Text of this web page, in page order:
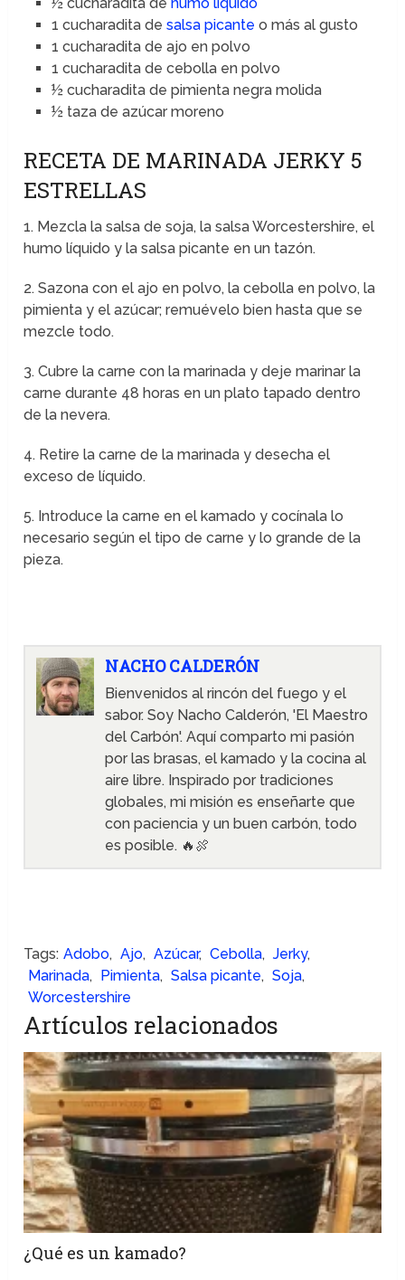
1 cucharadita de salsa picante o más al gusto
1 cucharadita de ajo en polvo
1 cucharadita de cebolla en polvo
½ cucharadita de pimienta negra molida
½ taza de azúcar moreno
RECETA DE MARINADA JERKY 5
ESTRELLAS
1. Mezcla la salsa de soja, la salsa Worcestershire, el
humo líquido y la salsa picante en un tazón.
2. Sazona con el ajo en polvo, la cebolla en polvo, la
pimienta y el azúcar; remuévelo bien hasta que se
mezcle todo.
3. Cubre la carne con la marinada y deje marinar la
carne durante 48 horas en un plato tapado dentro
de la nevera.
4. Retire la carne de la marinada y desecha el
exceso de líquido.
5. Introduce la carne en el kamado y cocínala lo
necesario según el tipo de carne y lo grande de la
pieza.
NACHO CALDERÓN
Bienvenidos al rincón del fuego y el
sabor. Soy Nacho Calderón, 'El Maestro
del Carbón'. Aquí comparto mi pasión
por las brasas, el kamado y la cocina al
aire libre. Inspirado por tradiciones
globales, mi misión es enseñarte que
con paciencia y un buen carbón, todo
es posible. 🔥🍖
Tags: Adobo, Ajo, Azúcar, Cebolla, Jerky,
Marinada, Pimienta, Salsa picante, Soja,
Worcestershire
Artículos relacionados
¿Qué es un kamado?